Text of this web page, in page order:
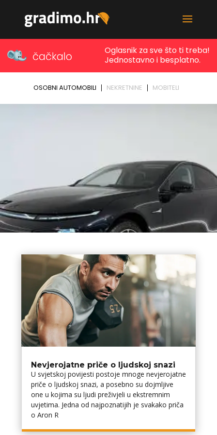
Nevjerojatne priče o ljudskoj snazi
U svjetskoj povijesti postoje mnoge nevjerojatne
priče o ljudskoj snazi, a posebno su dojmljive
one u kojima su ljudi preživjeli u ekstremnim
uvjetima. Jedna od najpoznatijih je svakako priča
o Aron R